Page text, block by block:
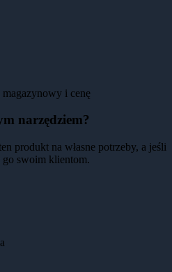
i cenę
narzędziem?
produkt na własne potrzeby, a jeśli
go swoim klientom.